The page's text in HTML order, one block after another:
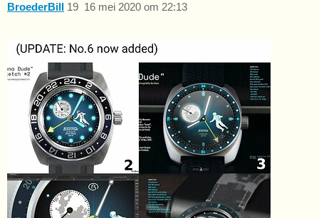
BroederBill 16 mei 2020 om 22:13
19